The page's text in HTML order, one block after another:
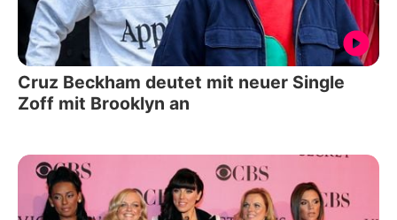
Cruz Beckham deutet mit neuer Single
Zoff mit Brooklyn an